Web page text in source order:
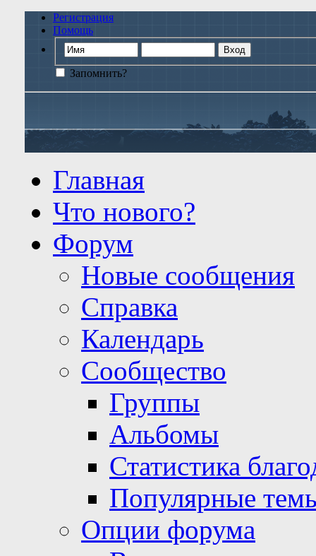
Регистрация
Помощь
Запомнить?
Главная
Что нового?
Форум
Новые сообщения
Справка
Календарь
Сообщество
Группы
Альбомы
Статистика
Популярные
Опции форума